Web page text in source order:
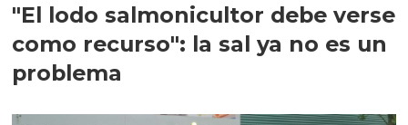
"El lodo salmonicultor debe verse
como recurso": la sal ya no es un
problema